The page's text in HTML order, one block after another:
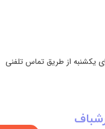
یکشنبه از طریق تماس تلفنی